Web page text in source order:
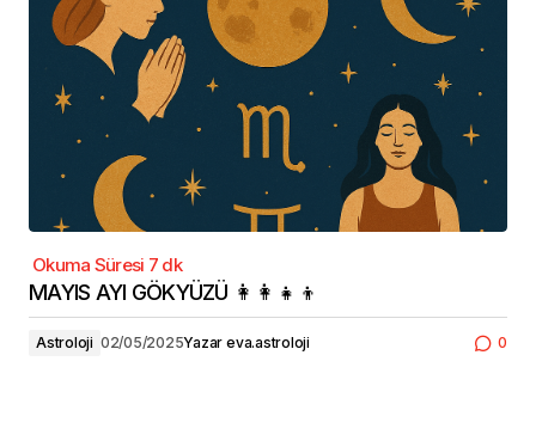
MAYIS AYI GÖKYÜZÜ 👩‍👩‍👧‍👦
Astroloji 02/05/2025Yazar eva.astroloji 0